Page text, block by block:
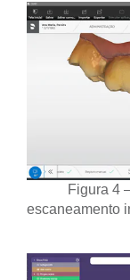
Figura 4
escaneamento